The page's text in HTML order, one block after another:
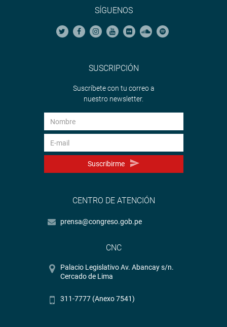
SÍGUENOS
SUSCRIPCIÓN
Suscríbete con tu correo a
nuestro newsletter.
Suscribirme
CENTRO DE ATENCIÓN
prensa@congreso.gob.pe
CNC
Palacio Legislativo Av. Abancay s/n.
Cercado de Lima
311-7777 (Anexo 7541)